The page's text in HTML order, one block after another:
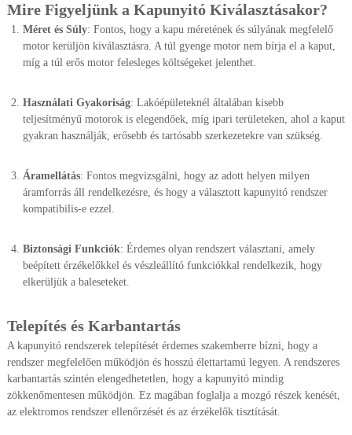
Mire Figyeljünk a Kapunyitó Kiválasztásakor?
Méret és Súly: Fontos, hogy a kapu méretének és súlyának megfelelő
motor kerüljön kiválasztásra. A túl gyenge motor nem bírja el a kaput,
míg a túl erős motor felesleges költségeket jelenthet.
Használati Gyakoriság: Lakóépületeknél általában kisebb
teljesítményű motorok is elegendőek, míg ipari területeken, ahol a kaput
gyakran használják, erősebb és tartósabb szerkezetekre van szükség.
Áramellátás: Fontos megvizsgálni, hogy az adott helyen milyen
áramforrás áll rendelkezésre, és hogy a választott kapunyitó rendszer
kompatibilis-e ezzel.
Biztonsági Funkciók: Érdemes olyan rendszert választani, amely
beépített érzékelőkkel és vészleállító funkciókkal rendelkezik, hogy
elkerüljük a baleseteket.
Telepítés és Karbantartás
A kapunyitó rendszerek telepítését érdemes szakemberre bízni, hogy a
rendszer megfelelően működjön és hosszú élettartamú legyen. A rendszeres
karbantartás szintén elengedhetetlen, hogy a kapunyitó mindig
zökkenőmentesen működjön. Ez magában foglalja a mozgó részek kenését,
az elektromos rendszer ellenőrzését és az érzékelők tisztítását.